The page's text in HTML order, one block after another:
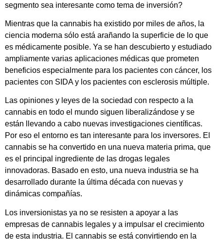
segmento sea interesante como tema de inversión?
Mientras que la cannabis ha existido por miles de años, la
ciencia moderna sólo está arañando la superficie de lo que
es médicamente posible. Ya se han descubierto y estudiado
ampliamente varias aplicaciones médicas que prometen
beneficios especialmente para los pacientes con cáncer, los
pacientes con SIDA y los pacientes con esclerosis múltiple.
Las opiniones y leyes de la sociedad con respecto a la
cannabis en todo el mundo siguen liberalizándose y se
están llevando a cabo nuevas investigaciones científicas.
Por eso el entorno es tan interesante para los inversores. El
cannabis se ha convertido en una nueva materia prima, que
es el principal ingrediente de las drogas legales
innovadoras. Basado en esto, una nueva industria se ha
desarrollado durante la última década con nuevas y
dinámicas compañías.
Los inversionistas ya no se resisten a apoyar a las
empresas de cannabis legales y a impulsar el crecimiento
de esta industria. El cannabis se está convirtiendo en la